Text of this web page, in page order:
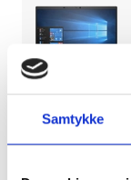
Samtykke